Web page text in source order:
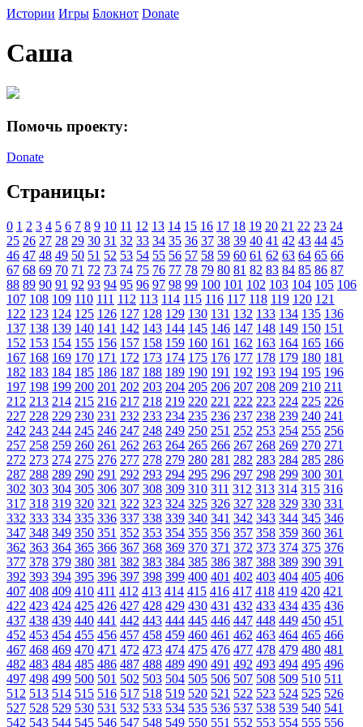
Истории Игры Блокнот Donate
Саша
Помочь проекту:
Donate
Страницы:
0 1 2 3 4 5 6 7 8 9 10 11 12 13 14 15 16 17 18 19 20 21 22 23 24
25 26 27 28 29 30 31 32 33 34 35 36 37 38 39 40 41 42 43 44 45
46 47 48 49 50 51 52 53 54 55 56 57 58 59 60 61 62 63 64 65 66
67 68 69 70 71 72 73 74 75 76 77 78 79 80 81 82 83 84 85 86 87
88 89 90 91 92 93 94 95 96 97 98 99 100 101 102 103 104 105 106
107 108 109 110 111 112 113 114 115 116 117 118 119 120 121
122 123 124 125 126 127 128 129 130 131 132 133 134 135 136
137 138 139 140 141 142 143 144 145 146 147 148 149 150 151
152 153 154 155 156 157 158 159 160 161 162 163 164 165 166
167 168 169 170 171 172 173 174 175 176 177 178 179 180 181
182 183 184 185 186 187 188 189 190 191 192 193 194 195 196
197 198 199 200 201 202 203 204 205 206 207 208 209 210 211
212 213 214 215 216 217 218 219 220 221 222 223 224 225 226
227 228 229 230 231 232 233 234 235 236 237 238 239 240 241
242 243 244 245 246 247 248 249 250 251 252 253 254 255 256
257 258 259 260 261 262 263 264 265 266 267 268 269 270 271
272 273 274 275 276 277 278 279 280 281 282 283 284 285 286
287 288 289 290 291 292 293 294 295 296 297 298 299 300 301
302 303 304 305 306 307 308 309 310 311 312 313 314 315 316
317 318 319 320 321 322 323 324 325 326 327 328 329 330 331
332 333 334 335 336 337 338 339 340 341 342 343 344 345 346
347 348 349 350 351 352 353 354 355 356 357 358 359 360 361
362 363 364 365 366 367 368 369 370 371 372 373 374 375 376
377 378 379 380 381 382 383 384 385 386 387 388 389 390 391
392 393 394 395 396 397 398 399 400 401 402 403 404 405 406
407 408 409 410 411 412 413 414 415 416 417 418 419 420 421
422 423 424 425 426 427 428 429 430 431 432 433 434 435 436
437 438 439 440 441 442 443 444 445 446 447 448 449 450 451
452 453 454 455 456 457 458 459 460 461 462 463 464 465 466
467 468 469 470 471 472 473 474 475 476 477 478 479 480 481
482 483 484 485 486 487 488 489 490 491 492 493 494 495 496
497 498 499 500 501 502 503 504 505 506 507 508 509 510 511
512 513 514 515 516 517 518 519 520 521 522 523 524 525 526
527 528 529 530 531 532 533 534 535 536 537 538 539 540 541
542 543 544 545 546 547 548 549 550 551 552 553 554 555 556